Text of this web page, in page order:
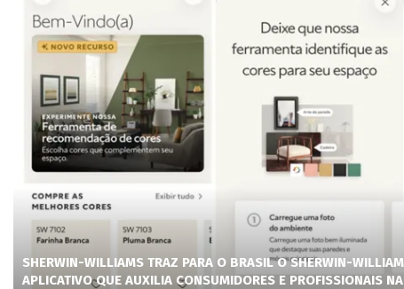
SHERWIN-WILLIAMS TRAZ PARA O BRASIL O SHERWIN-
APLICATIVO QUE AUXILIA CONSUMIDORES E PROFISSIONAIS